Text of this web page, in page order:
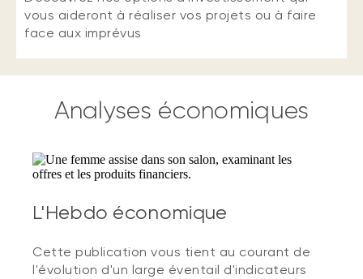
vous aideront à réaliser vos projets ou à faire
face aux imprévus
Analyses économiques
L'Hebdo économique
Cette publication vous tient au courant de
l'évolution d'un large éventail d'indicateurs